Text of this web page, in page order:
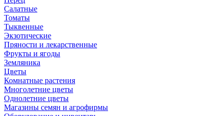
Салатные
Томаты
Тыквенные
Экзотические
Пряности и лекарственные
Фрукты и ягоды
Земляника
Цветы
Комнатные растения
Многолетние цветы
Однолетние цветы
Магазины семян и агрофирмы